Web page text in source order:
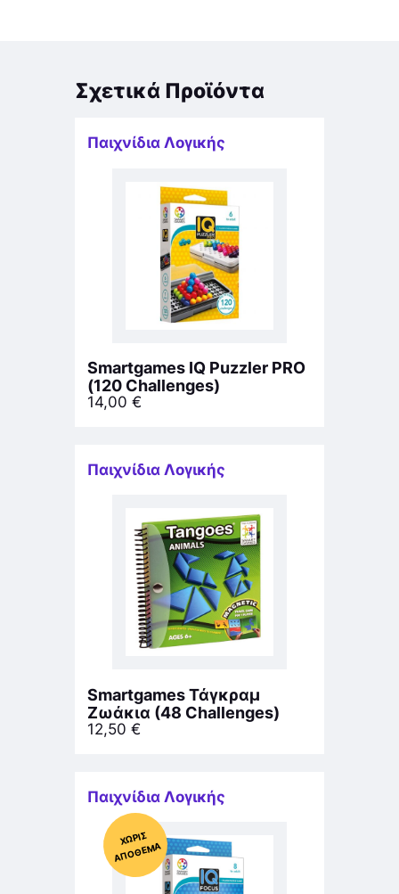
Σχετικά Προϊόντα
Παιχνίδια Λογικής
Smartgames IQ Puzzler PRO
(120 Challenges)
14,00 €
Παιχνίδια Λογικής
Smartgames Τάγκραμ
Ζωάκια (48 Challenges)
12,50 €
Παιχνίδια Λογικής
Χ
ΩΡΊΣ
Α
Π
Ό
ΘΕ
ΜΑ